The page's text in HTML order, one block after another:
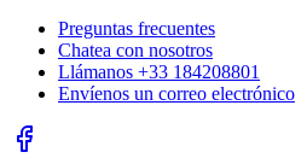
Preguntas frecuentes
Chatea con nosotros
Llámanos +33 184208801
Envíenos un correo electrónico